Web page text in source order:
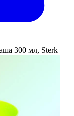
300 мл, Sterk